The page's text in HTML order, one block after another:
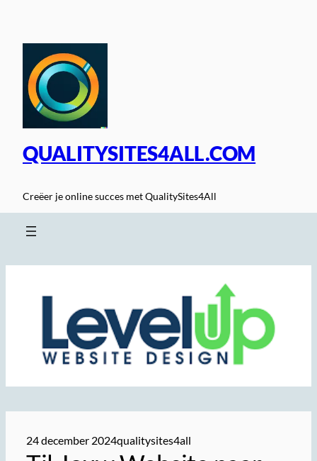
inhoud
QUALITYSITES4ALL.COM
Creëer je online succes met QualitySites4All
24 december 2024qualitysites4all